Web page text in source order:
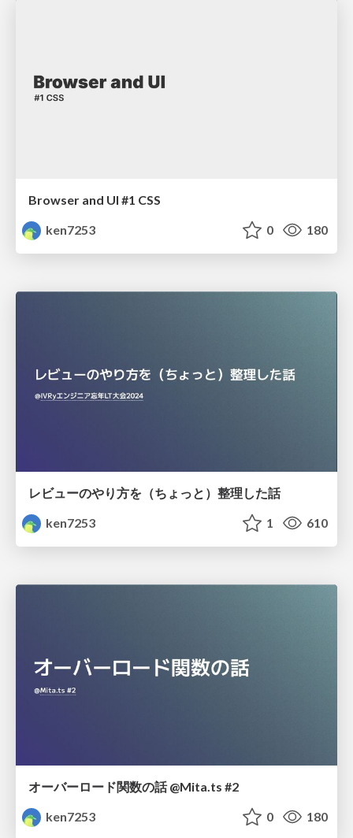
Browser and UI #1 CSS
ken7253
0 180
レビューのやり方を（ちょっと）整理した話
ken7253
1 610
オーバーロード関数の話 @Mita.ts #2
ken7253
0 180